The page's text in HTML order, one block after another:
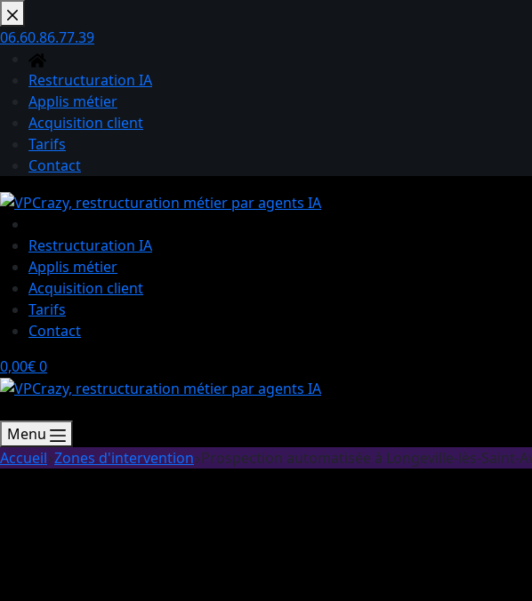
Passer
au
contenu
06.60.86.77.39
Restructuration IA
Applis métier
Acquisition client
Tarifs
Contact
Restructuration IA
Applis métier
Acquisition client
Tarifs
Contact
Panier
d’achat
0,00€0
Menu
Accueil Zones d'intervention Prospection automatisée à Longeville-lès-Saint-